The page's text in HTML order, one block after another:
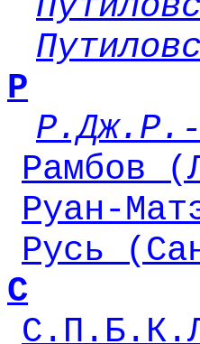
Р
Р.Дж.Р.-
Рамбов
Руан-
Русь
С